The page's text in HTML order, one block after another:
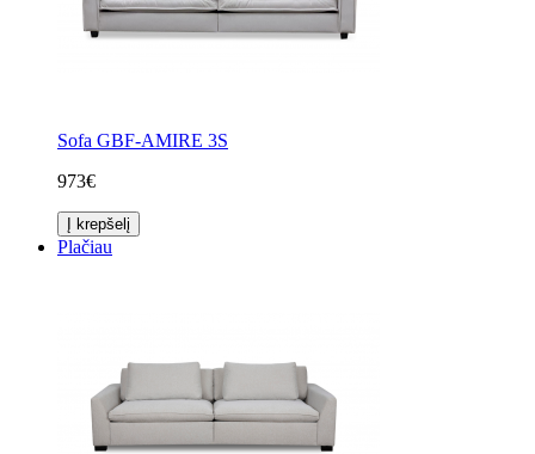
Sofa GBF-AMIRE 3S
973€
Į krepšelį
Plačiau